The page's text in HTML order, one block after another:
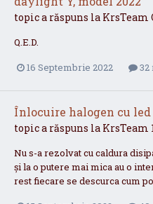
topic a răspuns la KrsTeam
Q.E.D.
16 Septembrie 2022 32
Înlocuire halogen cu led
topic a răspuns la KrsTeam
Nu s-a rezolvat cu caldura
și la o putere mai mica au o
rest fiecare se descurca cum